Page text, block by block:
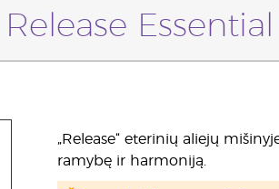
Release
„Release“ eterinių aliejų
ramybę ir harmoniją.